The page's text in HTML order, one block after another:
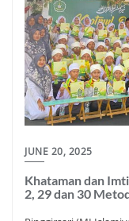
JUNE 20, 2025
Khataman dan
2, 29 dan 30